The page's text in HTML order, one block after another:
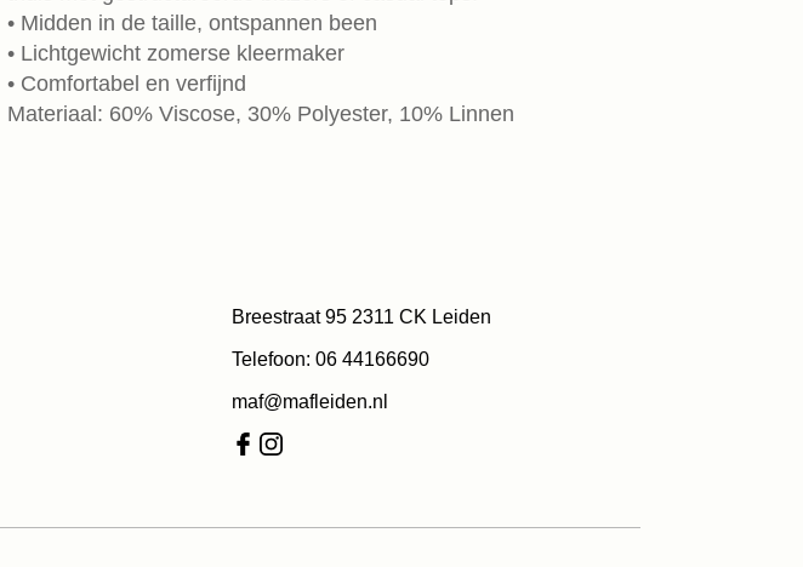
• Midden in de taille, ontspannen been
• Lichtgewicht zomerse kleermaker
• Comfortabel en verfijnd
Materiaal: 60% Viscose, 30% Polyester, 10% Linnen
Breestraat 95 2311 CK Leiden
Telefoon: 06 44166690
maf@mafleiden.nl